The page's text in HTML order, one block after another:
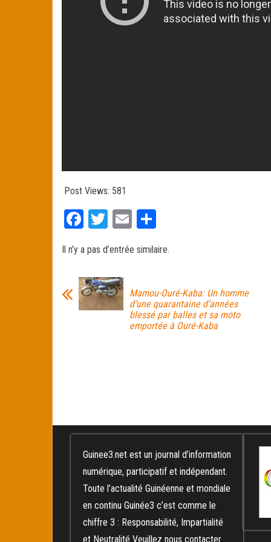
Post Views: 581
Fa
bo
ok
T
tt
er
E
ail ag
Il n’y a pas d’entrée similaire.
Mamou-Ouré-Kaba: Un homme
d’une quarantaine d’années
blessé par balles et sa moto
emportée à Ouré-Kaba
Guinee3.net est un journal d’information
numérique, participatif et indépendant.
Toute l’actualité Guinéenne et mondiale
en continu Guinée3 c’est comme le
chiffre 3 : Responsabilité, Impartialité
et Neutralité Veuillez nous contacter